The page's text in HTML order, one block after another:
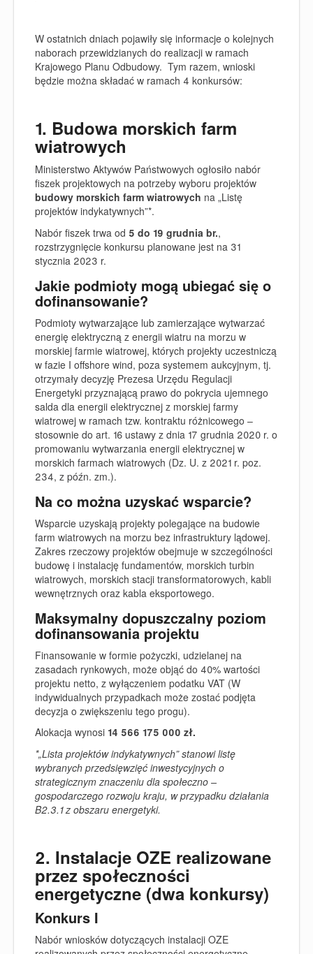
W ostatnich dniach pojawiły się informacje o kolejnych
naborach przewidzianych do realizacji w ramach
Krajowego Planu Odbudowy. Tym razem, wnioski
będzie można składać w ramach 4 konkursów:
1. Budowa morskich farm
wiatrowych
Ministerstwo Aktywów Państwowych ogłosiło nabór
fiszek projektowych na potrzeby wyboru projektów
budowy morskich farm wiatrowych na „Listę
projektów indykatywnych”*.
Nabór fiszek trwa od 5 do 19 grudnia br.,
rozstrzygnięcie konkursu planowane jest na 31
stycznia 2023 r.
Jakie podmioty mogą ubiegać się o
dofinansowanie?
Podmioty wytwarzające lub zamierzające wytwarzać
energię elektryczną z energii wiatru na morzu w
morskiej farmie wiatrowej, których projekty uczestniczą
w fazie I offshore wind, poza systemem aukcyjnym, tj.
otrzymały decyzję Prezesa Urzędu Regulacji
Energetyki przyznającą prawo do pokrycia ujemnego
salda dla energii elektrycznej z morskiej farmy
wiatrowej w ramach tzw. kontraktu różnicowego –
stosownie do art. 16 ustawy z dnia 17 grudnia 2020 r. o
promowaniu wytwarzania energii elektrycznej w
morskich farmach wiatrowych (Dz. U. z 2021 r. poz.
234, z późn. zm.).
Na co można uzyskać wsparcie?
Wsparcie uzyskają projekty polegające na budowie
farm wiatrowych na morzu bez infrastruktury lądowej.
Zakres rzeczowy projektów obejmuje w szczególności
budowę i instalację fundamentów, morskich turbin
wiatrowych, morskich stacji transformatorowych, kabli
wewnętrznych oraz kabla eksportowego.
Maksymalny dopuszczalny poziom
dofinansowania projektu
Finansowanie w formie pożyczki, udzielanej na
zasadach rynkowych, może objąć do 40% wartości
projektu netto, z wyłączeniem podatku VAT (W
indywidualnych przypadkach może zostać podjęta
decyzja o zwiększeniu tego progu).
Alokacja wynosi 14 566 175 000 zł.
*„Lista projektów indykatywnych” stanowi listę
wybranych przedsięwzięć inwestycyjnych o
strategicznym znaczeniu dla społeczno –
gospodarczego rozwoju kraju, w przypadku działania
B2.3.1 z obszaru energetyki.
2. Instalacje OZE realizowane
przez społeczności
energetyczne (dwa konkursy)
Konkurs I
Nabór wniosków dotyczących instalacji OZE